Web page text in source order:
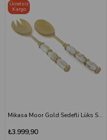
Mikasa Moor Gold Sedefli Lüks Salata Servis Takımı
₺3.999,90
Ücretsiz
Kargo